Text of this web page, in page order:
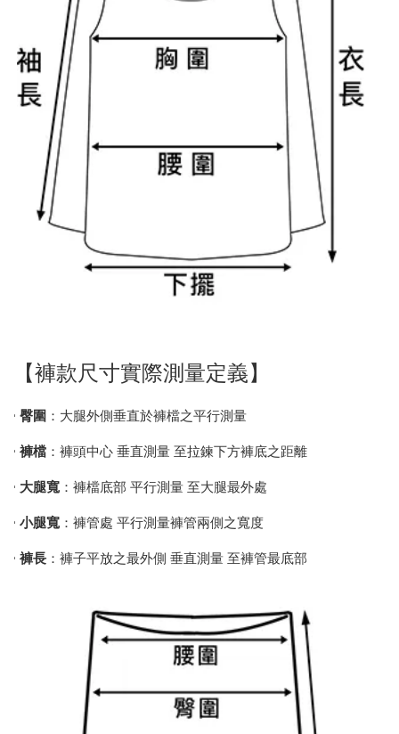
【褲款尺寸實際測量定義】
• 臀圍 ：大腿外側垂直於褲檔之平行測量
• 褲檔 ：褲頭中心 垂直測量 至拉鍊下方褲底之距離
• 大腿寬 ：褲檔底部 平行測量 至大腿最外處
• 小腿寬 ：褲管處 平行測量褲管兩側之寬度
• 褲長 ：褲子平放之最外側 垂直測量 至褲管最底部